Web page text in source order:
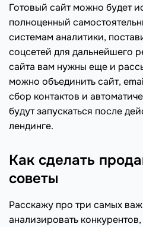
Готовый сайт можно будет
полноценный
системам аналитики,
соцсетей для дальнейшего
сайта вам нужны еще и
можно объединить сайт,
сбор контактов и
будут запускаться после
лендинге.
Как сделать
советы
Расскажу про три самых
анализировать